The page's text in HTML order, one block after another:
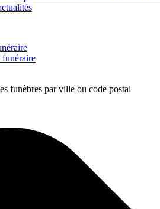
funèbres par ville ou code postal